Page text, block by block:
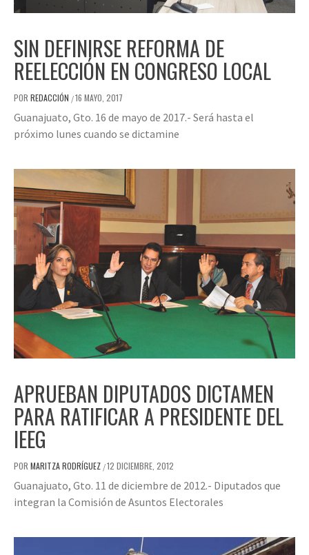
SIN DEFINIRSE REFORMA DE
REELECCIÓN EN CONGRESO LOCAL
POR REDACCIÓN /16 MAYO, 2017
Guanajuato, Gto. 16 de mayo de 2017.- Será hasta el
próximo lunes cuando se dictamine
APRUEBAN DIPUTADOS DICTAMEN
PARA RATIFICAR A PRESIDENTE DEL
IEEG
POR MARITZA RODRÍGUEZ /12 DICIEMBRE, 2012
Guanajuato, Gto. 11 de diciembre de 2012.- Diputados que
integran la Comisión de Asuntos Electorales